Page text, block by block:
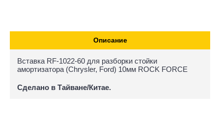
Описание
Вставка RF-1022-60 для разборки стойки
амортизатора (Chrysler, Ford) 10мм ROCK FORCE
Сделано в Тайване/Китае.